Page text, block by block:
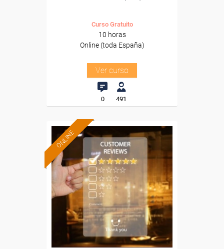
Curso Gratuito
10 horas
Online (toda España)
Ver curso
0 491
ONLINE
Formación 100%
subvencionada.
Para desempleados,
trabajadores y autónomos.
Sector
-Hosteleria y Turismo.